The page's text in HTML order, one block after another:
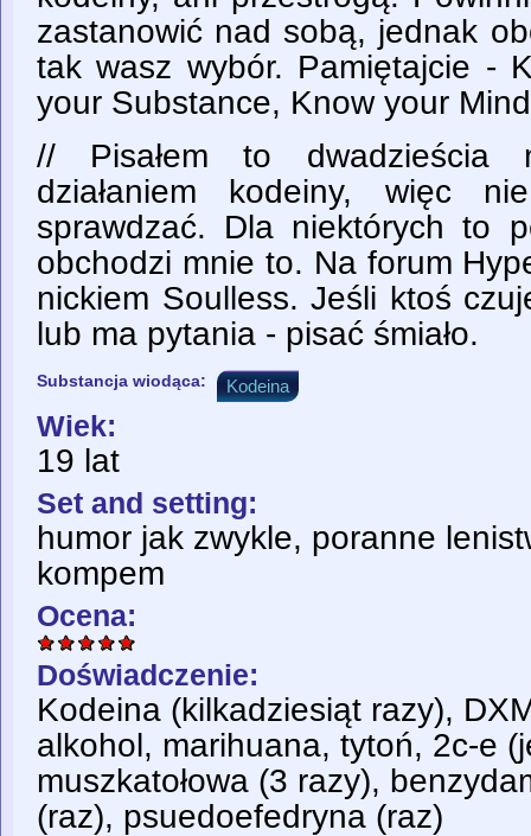
zastanowić nad sobą, jednak
tak wasz wybór. Pamiętajcie -
your Substance, Know your
// Pisałem to dwadzieścia
działaniem kodeiny, więc
sprawdzać. Dla niektórych to
obchodzi mnie to. Na forum
nickiem Soulless. Jeśli ktoś
lub ma pytania - pisać śmiało.
Substancja wiodąca: Kodeina
Wiek:
19 lat
Set and setting:
humor jak zwykle, poranne
kompem
Ocena:
Doświadczenie:
Kodeina (kilkadziesiąt razy),
alkohol, marihuana, tytoń, 2c-e
muszkatołowa (3 razy),
(raz), psuedoefedryna (raz)